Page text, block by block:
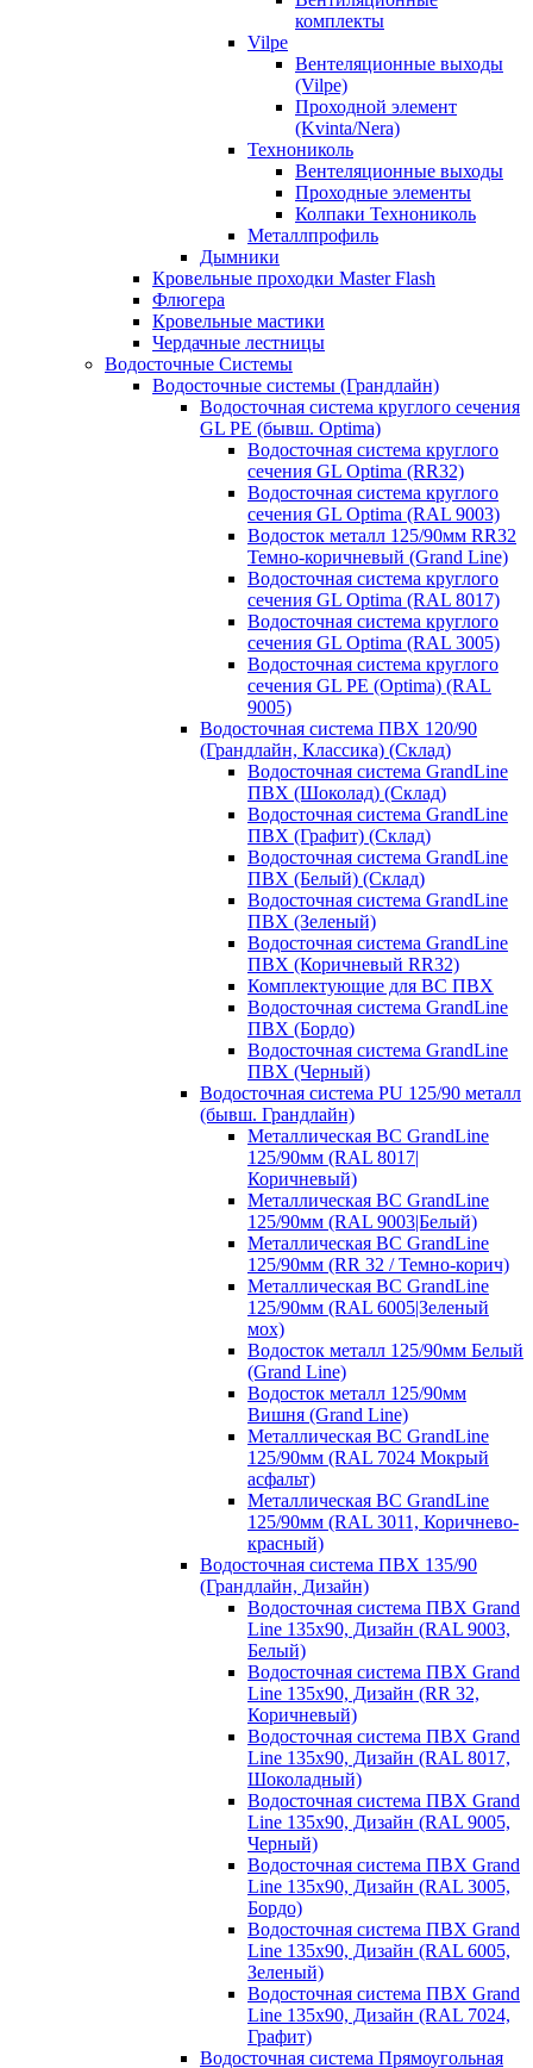
комплекты
Vilpe
Вентеляционные выходы
(Vilpe)
Проходной элемент
(Kvinta/Nera)
Технониколь
Вентеляционные выходы
Проходные элементы
Колпаки Технониколь
Металлпрофиль
Дымники
Кровельные проходки Master Flash
Флюгера
Кровельные мастики
Чердачные лестницы
Водосточные Системы
Водосточные системы (Грандлайн)
Водосточная система круглого сечения
GL PE (бывш. Optima)
Водосточная система круглого
сечения GL Optima (RR32)
Водосточная система круглого
сечения GL Optima (RAL 9003)
Водосток металл 125/90мм RR32
Темно-коричневый (Grand Line)
Водосточная система круглого
сечения GL Optima (RAL 8017)
Водосточная система круглого
сечения GL Optima (RAL 3005)
Водосточная система круглого
сечения GL PE (Optima) (RAL
9005)
Водосточная система ПВХ 120/90
(Грандлайн, Классика) (Склад)
Водосточная система GrandLine
ПВХ (Шоколад) (Склад)
Водосточная система GrandLine
ПВХ (Графит) (Склад)
Водосточная система GrandLine
ПВХ (Белый) (Склад)
Водосточная система GrandLine
ПВХ (Зеленый)
Водосточная система GrandLine
ПВХ (Коричневый RR32)
Комплектующие для ВС ПВХ
Водосточная система GrandLine
ПВХ (Бордо)
Водосточная система GrandLine
ПВХ (Черный)
Водосточная система PU 125/90 металл
(бывш. Грандлайн)
Металлическая ВС GrandLine
125/90мм (RAL 8017|
Коричневый)
Металлическая ВС GrandLine
125/90мм (RAL 9003|Белый)
Металлическая ВС GrandLine
125/90мм (RR 32 / Темно-корич)
Металлическая ВС GrandLine
125/90мм (RAL 6005|Зеленый
мох)
Водосток металл 125/90мм Белый
(Grand Line)
Водосток металл 125/90мм
Вишня (Grand Line)
Металлическая ВС GrandLine
125/90мм (RAL 7024 Мокрый
асфальт)
Металлическая ВС GrandLine
125/90мм (RAL 3011, Коричнево-
красный)
Водосточная система ПВХ 135/90
(Грандлайн, Дизайн)
Водосточная система ПВХ Grand
Line 135х90, Дизайн (RAL 9003,
Белый)
Водосточная система ПВХ Grand
Line 135х90, Дизайн (RR 32,
Коричневый)
Водосточная система ПВХ Grand
Line 135х90, Дизайн (RAL 8017,
Шоколадный)
Водосточная система ПВХ Grand
Line 135х90, Дизайн (RAL 9005,
Черный)
Водосточная система ПВХ Grand
Line 135х90, Дизайн (RAL 3005,
Бордо)
Водосточная система ПВХ Grand
Line 135х90, Дизайн (RAL 6005,
Зеленый)
Водосточная система ПВХ Grand
Line 135х90, Дизайн (RAL 7024,
Графит)
Водосточная система Прямоугольная